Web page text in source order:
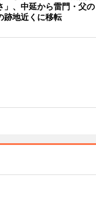
」、中延から雷門・父の
跡地近くに移転